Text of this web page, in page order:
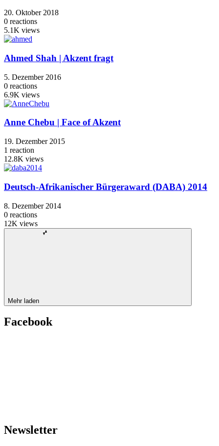
20. Oktober 2018
0 reactions
5.1K views
Ahmed Shah | Akzent fragt
5. Dezember 2016
0 reactions
6.9K views
Anne Chebu | Face of Akzent
19. Dezember 2015
1 reaction
12.8K views
Deutsch-Afrikanischer Bürgeraward (DABA) 2014
8. Dezember 2014
0 reactions
12K views
Mehr laden
Facebook
Newsletter